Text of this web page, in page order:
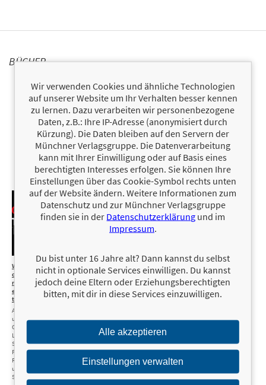
BÜCHER
18,00 €
Wie
du
mit Optionen
erfolgreich
tradest
Alles über Call-
und Put-
Optionen,
Long- und
Short-
Positionen,
Risikomanagement
und die besten
Strategien
Wir verwenden Cookies und ähnliche Technologien
auf unserer Website um Ihr Verhalten besser kennen
zu lernen. Dazu verarbeiten wir personenbezogene
Daten, z.B.: Ihre IP-Adresse (anonymisiert durch
Kürzung). Die Daten bleiben auf den Servern der
Münchner Verlagsgruppe. Die Datenverarbeitung
kann mit Ihrer Einwilligung oder auf Basis eines
berechtigten Interesses erfolgen. Sie können Ihre
Einstellungen über das Cookie-Symbol rechts unten
auf der Website ändern. Weitere Informationen zum
Datenschutz und zur Münchner Verlagsgruppe
finden sie in der Datenschutzerklärung und im
Impressum.
Du bist unter 16 Jahre alt? Dann kannst du selbst
nicht in optionale Services einwilligen. Du kannst
jedoch deine Eltern oder Erziehungsberechtigten
bitten, mit dir in diese Services einzuwilligen.
Alle akzeptieren
Einstellungen verwalten